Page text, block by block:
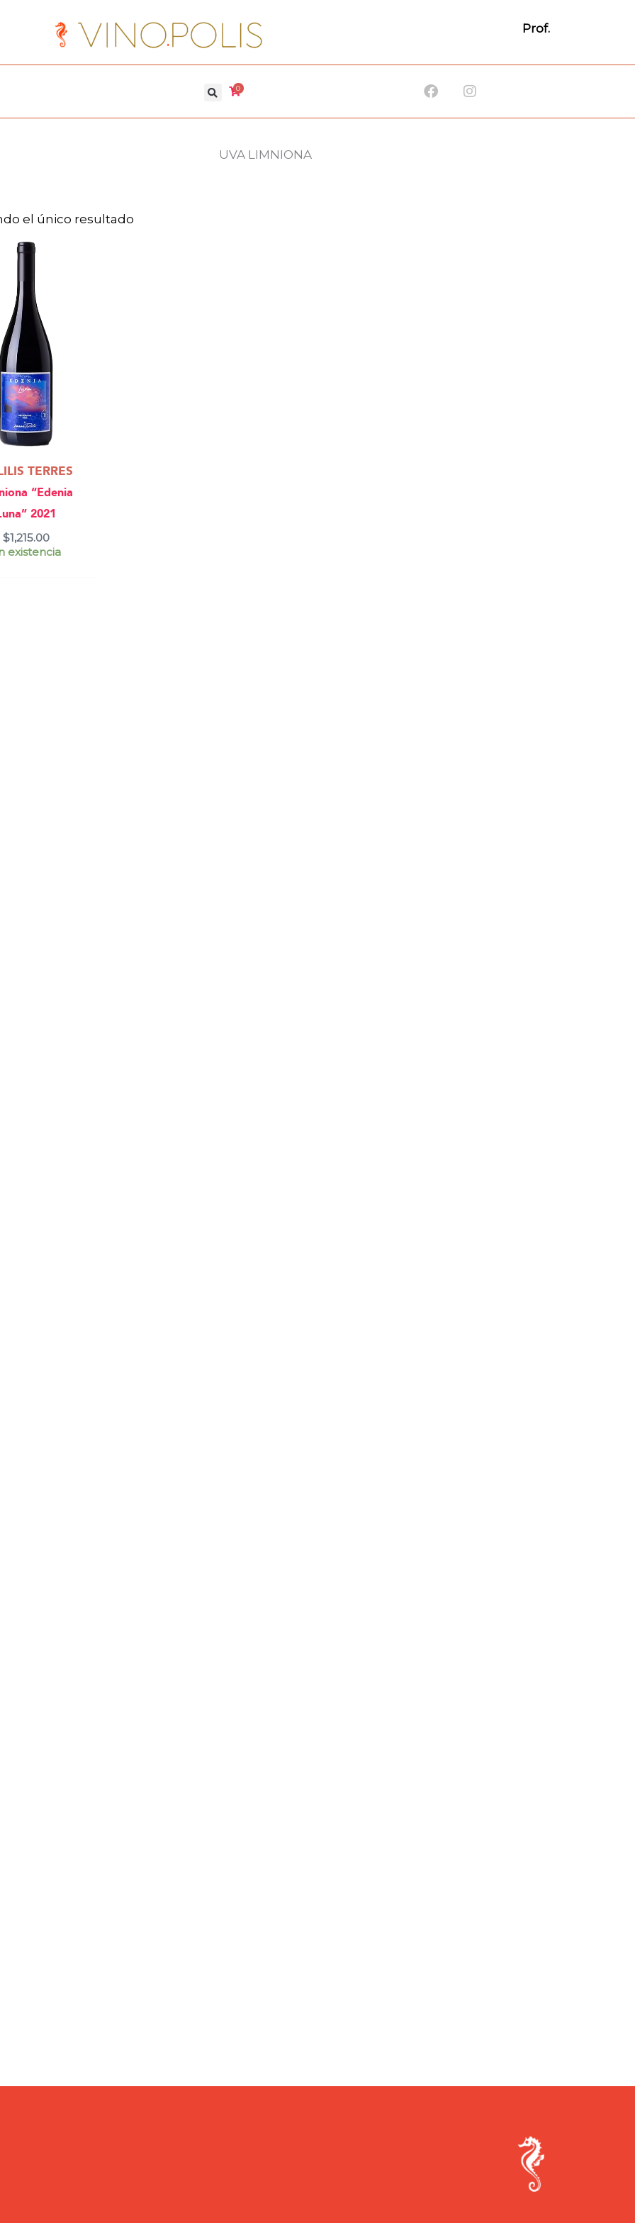
Prof.
0 FacebookInstagram
UVA LIMNIONA
el único resultado
TERRES
“Edenia
2021
$1,215.00
existencia